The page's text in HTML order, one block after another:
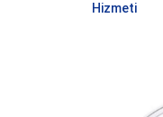
Hizmeti